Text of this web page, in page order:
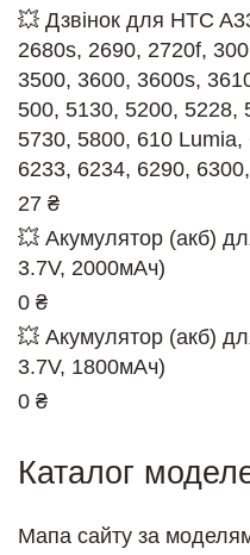
💥 Дзвінок для HTC
2680s, 2690, 2720f,
3500, 3600, 3600s,
500, 5130, 5200, 5228,
5730, 5800, 610
6233, 6234, 6290, 6300,
27 ₴
💥 Акумулятор (акб)
3.7V, 2000мАч)
0 ₴
💥 Акумулятор (акб)
3.7V, 1800мАч)
0 ₴
Каталог
Мапа сайту за